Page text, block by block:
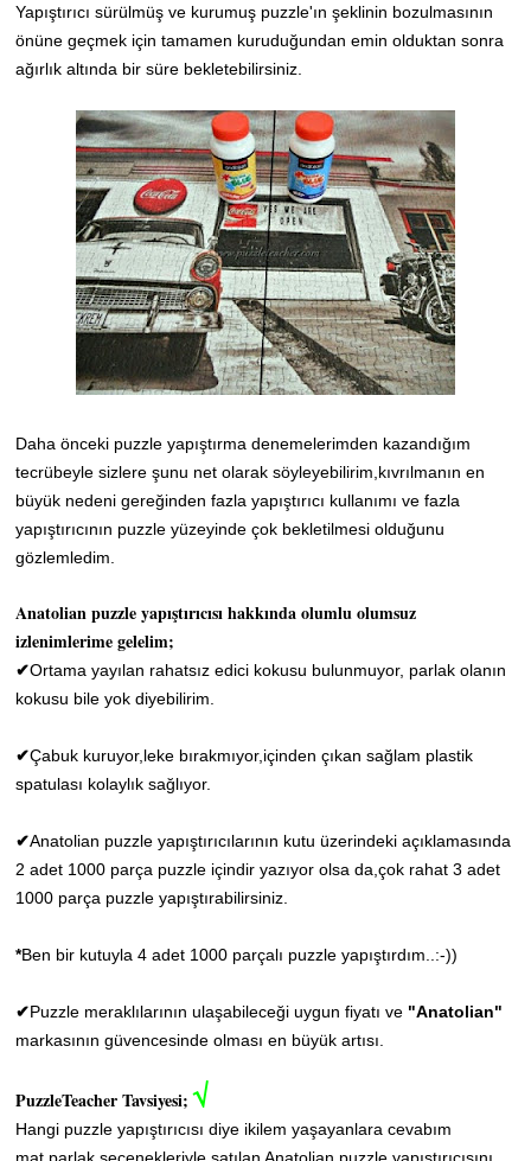
Yapıştırıcı sürülmüş ve kurumuş puzzle'ın şeklinin bozulmasının
önüne geçmek için tamamen kuruduğundan emin olduktan sonra
ağırlık altında bir süre bekletebilirsiniz.
Daha önceki puzzle yapıştırma denemelerimden kazandığım
tecrübeyle sizlere şunu net olarak söyleyebilirim,kıvrılmanın en
büyük nedeni gereğinden fazla yapıştırıcı kullanımı ve fazla
yapıştırıcının puzzle yüzeyinde çok bekletilmesi olduğunu
gözlemledim.
Anatolian puzzle yapıştırıcısı hakkında olumlu olumsuz
izlenimlerime gelelim;
✔Ortama yayılan rahatsız edici kokusu bulunmuyor, parlak olanın
kokusu bile yok diyebilirim.
✔Çabuk kuruyor,leke bırakmıyor,içinden çıkan sağlam plastik
spatulası kolaylık sağlıyor.
✔Anatolian puzzle yapıştırıcılarının kutu üzerindeki açıklamasında
2 adet 1000 parça puzzle içindir yazıyor olsa da,çok rahat 3 adet
1000 parça puzzle yapıştırabilirsiniz.
*Ben bir kutuyla 4 adet 1000 parçalı puzzle yapıştırdım..:-))
✔Puzzle meraklılarının ulaşabileceği uygun fiyatı ve "Anatolian"
markasının güvencesinde olması en büyük artısı.
PuzzleTeacher Tavsiyesi;√
Hangi puzzle yapıştırıcısı diye ikilem yaşayanlara cevabım